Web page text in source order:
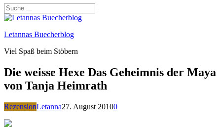
Letannas Buecherblog
Viel Spaß beim Stöbern
Die weisse Hexe Das Geheimnis der Maya
von Tanja Heimrath
RezensionLetanna27. August 20100